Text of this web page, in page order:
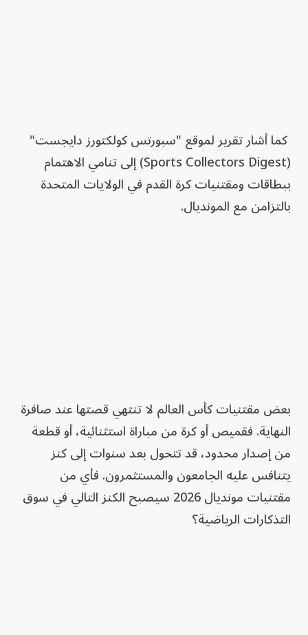
كما أشار تقرير لموقع "سبورتس كولكتورز دايجست"
(Sports Collectors Digest) إلى تنامي الاهتمام
ببطاقات ومقتنيات كرة القدم في الولايات المتحدة
بالتزامن مع المونديال.
بعض مقتنيات كأس العالم لا تنتهي قصتها عند صافرة
النهاية. فقميص أو كرة من مباراة استثنائية، أو قطعة
من إصدار محدود، قد تتحول بعد سنوات إلى كنز
يتنافس عليه الجامعون والمستثمرون. فأي من
مقتنيات مونديال 2026 سيصبح الكنز التالي في سوق
التذكارات الرياضية؟